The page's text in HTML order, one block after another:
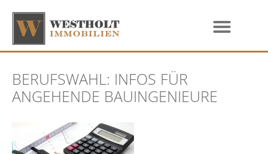
BERUFSWAHL: INFOS FÜR
ANGEHENDE BAUINGENIEURE